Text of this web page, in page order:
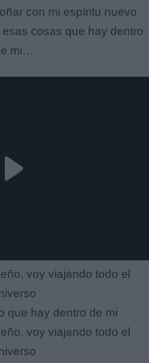
con mi espíritu nuevo
cosas que hay dentro
mi…
voy viajando todo el
que hay dentro de mi
voy viajando todo el